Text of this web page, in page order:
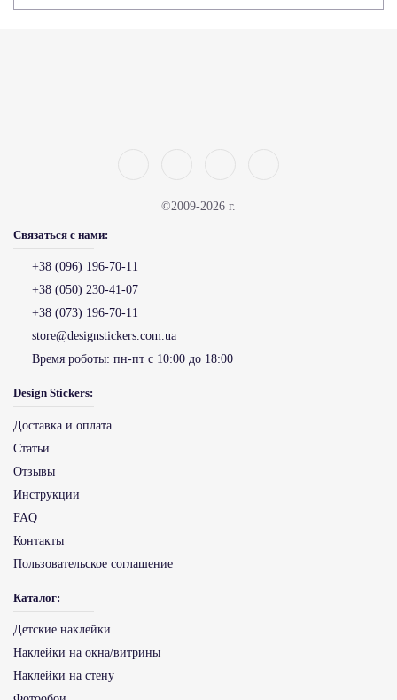
©2009-2026 г.
Связаться с нами:
+38 (096) 196-70-11
+38 (050) 230-41-07
+38 (073) 196-70-11
store@designstickers.com.ua
Время роботы: пн-пт с 10:00 до 18:00
Design Stickers:
Доставка и оплата
Статьи
Отзывы
Инструкции
FAQ
Контакты
Пользовательское соглашение
Каталог:
Детские наклейки
Наклейки на окна/витрины
Наклейки на стену